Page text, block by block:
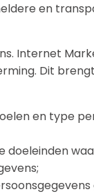
en
Internet
Dit
en type
doeleinden